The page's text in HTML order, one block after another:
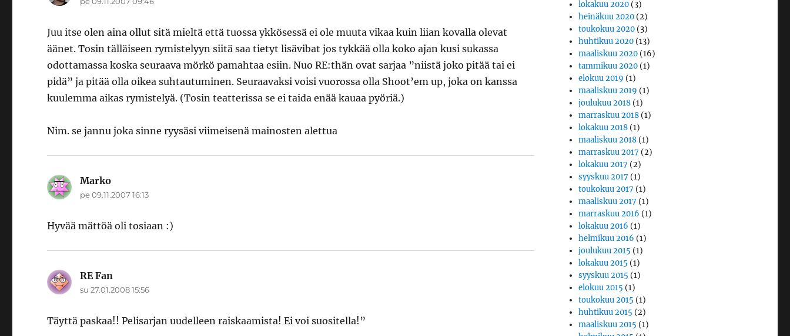
Juu itse olen aina ollut sitä mieltä että tuossa ykkösessä ei ole muuta vikaa kuin liian kovalla olevat
äänet. Tosin tälläiseen rymistelyyn siitä saa tietyt lisävibat jos tykkää olla koko ajan kusi sukassa
odottamassa koska seuraava mörkö pamahtaa esiin. Nuo RE:thän ovat sarjaa ”niistä joko pitää tai ei
pidä” ja pitää olla oikea suhtautuminen. Seuraavaksi voisi vuorossa olla Shoot’em up, joka on kanssa
kuulemma aikas rymistelyä. (Tosin teatterissa se ei taida enää kauaa pyöriä.)
Nim. se jannu joka sinne ryysäsi viimeisenä mainosten alettua
Marko
pe 09.11.2007 16:13
Hyvää mättöä oli tosiaan :)
RE Fan
su 27.01.2008 15:56
Täyttä paskaa!! Pelisarjan uudelleen raiskaamista! Ei voi suositella!”
lokakuu 2020 (3)
heinäkuu 2020 (2)
toukokuu 2020 (3)
huhtikuu 2020 (13)
maaliskuu 2020 (16)
tammikuu 2020 (1)
elokuu 2019 (1)
maaliskuu 2019 (1)
joulukuu 2018 (1)
marraskuu 2018 (1)
lokakuu 2018 (1)
maaliskuu 2018 (1)
marraskuu 2017 (2)
lokakuu 2017 (2)
syyskuu 2017 (1)
toukokuu 2017 (1)
maaliskuu 2017 (1)
marraskuu 2016 (1)
lokakuu 2016 (1)
helmikuu 2016 (1)
joulukuu 2015 (1)
lokakuu 2015 (1)
syyskuu 2015 (1)
elokuu 2015 (1)
toukokuu 2015 (1)
huhtikuu 2015 (2)
maaliskuu 2015 (1)